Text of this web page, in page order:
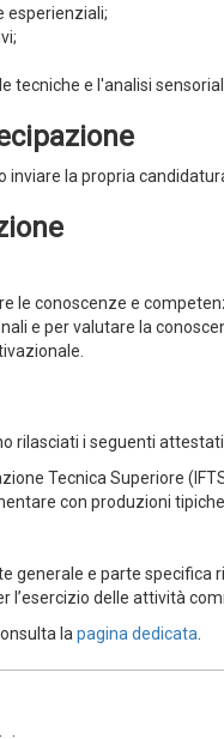
esperienziali;
tecniche e l'analisi
inviare la propria
le conoscenze e
e per valutare la
rilasciati i seguenti
Tecnica Superiore
con produzioni
generale e parte specifica
l’esercizio delle attività
la pagina dedicata